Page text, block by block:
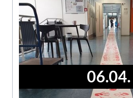
06.04.